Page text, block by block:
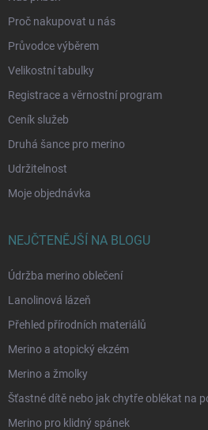
Proč nakupovat u nás
Průvodce výběrem
Velikostní tabulky
Registrace a věrnostní program
Ceník služeb
Druhá šance pro merino
Udržitelnost
Moje objednávka
NEJČTENĚJŠÍ NA BLOGU
Údržba merino oblečení
Lanolinová lázeň
Přehled přírodních materiálů
Merino a atopický ekzém
Merino a žmolky
Šťastné dítě nebo jak chytře oblékat na
Merino pro klidný spánek